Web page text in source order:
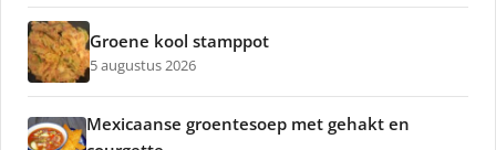
Groene kool stamppot
5 augustus 2026
Mexicaanse groentesoep met gehakt en